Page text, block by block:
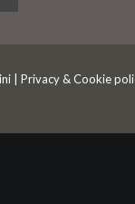
| Privacy & Cookie